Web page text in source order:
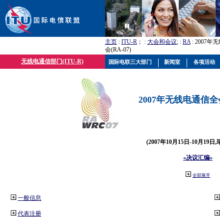
主页 : ITU-R ； : 大会和会议; : RA: 2007年
会(RA-07)
无线电通信部门(ITU-R)
2007年无线电通信
(2007年10月15日-10月19日,
«决议汇编»
全部展开
一般信息
代表注册
国际电联三大部门 新闻室 各项活动